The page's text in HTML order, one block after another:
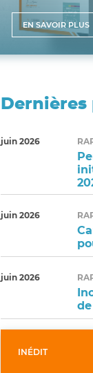
EN SAVOIR PLUS
juin 2026
juin 2026
juin 2026
INÉDIT